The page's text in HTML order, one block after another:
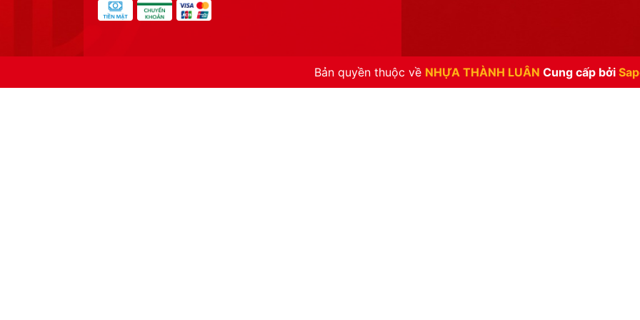
Bản quyền thuộc về NHỰA THÀNH LUÂN Cung cấp bởi